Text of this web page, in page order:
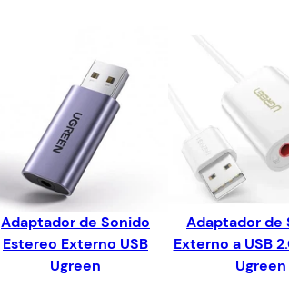
Adaptador de Sonido
Estereo Externo USB
Ugreen
Adaptador de
Externo a USB
Ugreen